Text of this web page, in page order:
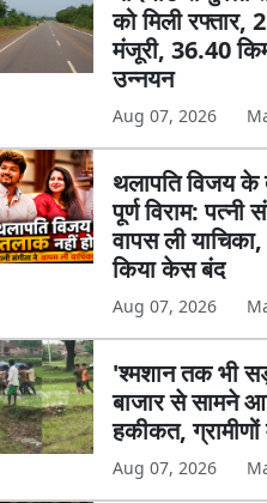
को मिली
मंजूरी, 36.40
उन्नयन
Aug 07, 2026
थलापति विजय
पूर्ण विराम: पत्नी
वापस ली
किया केस बंद
Aug 07, 2026
'श्मशान तक भी
बाजार से सामने
हकीकत,
Aug 07, 2026